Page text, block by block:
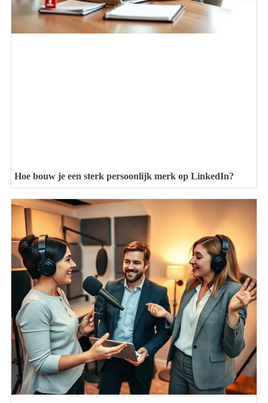
Hoe bouw je een sterk persoonlijk merk op LinkedIn?